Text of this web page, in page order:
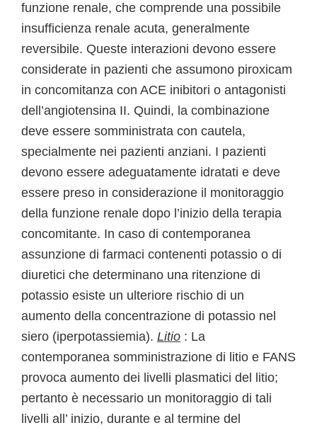
funzione renale, che comprende una possibile
insufficienza renale acuta, generalmente
reversibile. Queste interazioni devono essere
considerate in pazienti che assumono piroxicam
in concomitanza con ACE inibitori o antagonisti
dell’angiotensina II. Quindi, la combinazione
deve essere somministrata con cautela,
specialmente nei pazienti anziani. I pazienti
devono essere adeguatamente idratati e deve
essere preso in considerazione il monitoraggio
della funzione renale dopo l’inizio della terapia
concomitante. In caso di contemporanea
assunzione di farmaci contenenti potassio o di
diuretici che determinano una ritenzione di
potassio esiste un ulteriore rischio di un
aumento della concentrazione di potassio nel
siero (iperpotassiemia). Litio : La
contemporanea somministrazione di litio e FANS
provoca aumento dei livelli plasmatici del litio;
pertanto è necessario un monitoraggio di tali
livelli all’ inizio, durante e al termine del